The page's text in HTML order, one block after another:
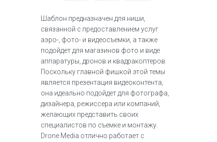
Шаблон предназначен для ниши,
связанной с предоставлением услуг
аэро-, фото- и видеосъемки, а также
подойдет для магазинов фото и виде
аппаратуры, дронов и квадракоптеров.
Поскольку главной фишкой этой темы
является презентация видеоконтента,
она идеально подойдет для фотографа,
дизайнера, режиссера или компаний,
желающих представить своих
специалистов по съемке и монтажу.
Drone Media отлично работает с